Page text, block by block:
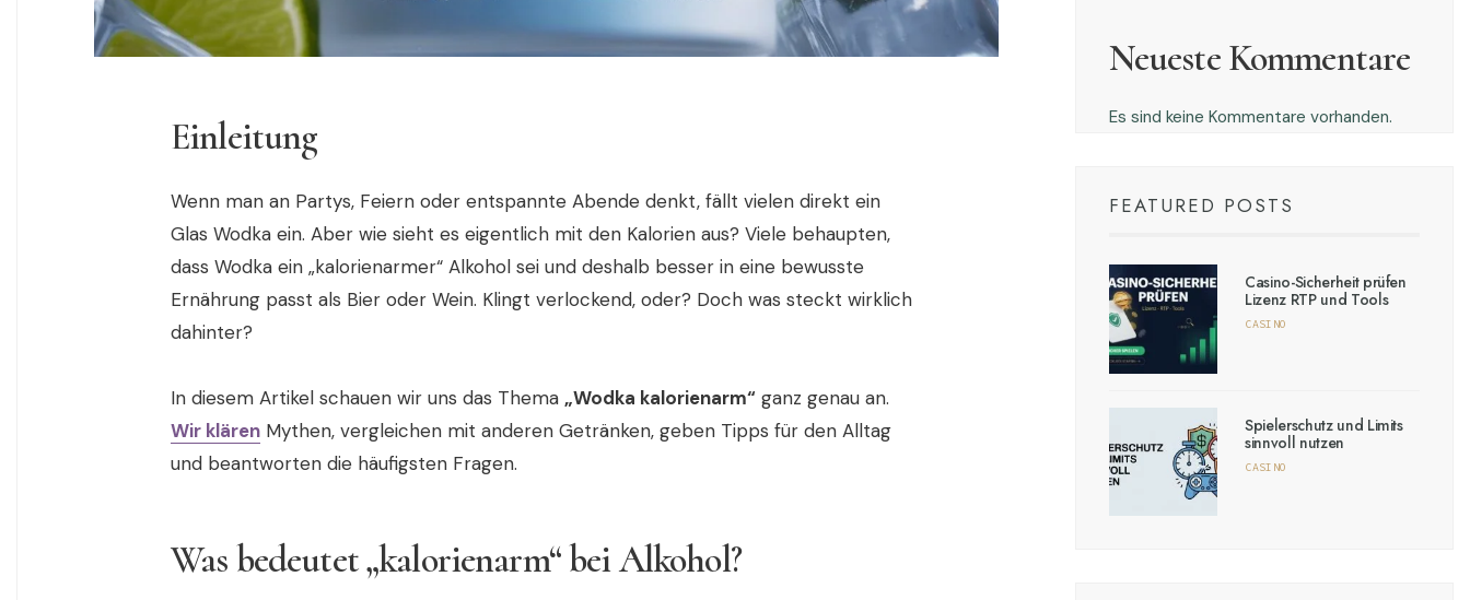
Einleitung
Wenn man an Partys, Feiern oder entspannte Abende denkt, fällt vielen direkt ein
Glas Wodka ein. Aber wie sieht es eigentlich mit den Kalorien aus? Viele behaupten,
dass Wodka ein „kalorienarmer“ Alkohol sei und deshalb besser in eine bewusste
Ernährung passt als Bier oder Wein. Klingt verlockend, oder? Doch was steckt wirklich
dahinter?
In diesem Artikel schauen wir uns das Thema „Wodka kalorienarm“ ganz genau an.
Wir klären Mythen, vergleichen mit anderen Getränken, geben Tipps für den Alltag
und beantworten die häufigsten Fragen.
Was bedeutet „kalorienarm“ bei Alkohol?
Neueste Kommentare
Es sind keine Kommentare vorhanden.
FEATURED POSTS
Casino-Sicherheit prüfen
Lizenz RTP und Tools
CASINO
Spielerschutz und Limits
sinnvoll nutzen
CASINO